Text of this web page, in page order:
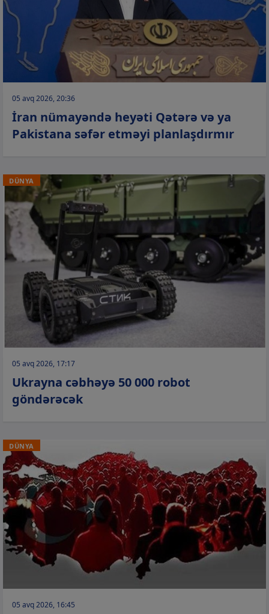
05 avq 2026, 20:36
İran nümayəndə heyəti Qətərə və ya
Pakistana səfər etməyi planlaşdırmır
DÜNYA
05 avq 2026, 17:17
Ukrayna cəbhəyə 50 000 robot
göndərəcək
DÜNYA
05 avq 2026, 16:45